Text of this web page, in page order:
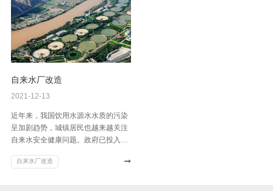
自来水厂改造
2021-12-13
近年来，我国饮用水源水水质的污染
呈加剧趋势，城镇居民也越来越关注
自来水安全健康问题。政府已投入
4000多座自来水厂，绝大多数都需要
自来水厂改造